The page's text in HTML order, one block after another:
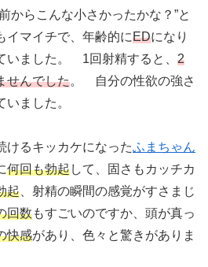
からこんな小さかったかな？”と
イマイチで、年齢的にEDになり
いました。 1回射精すると、 2
せんでした。 自分の性欲の強さ
ました。
けるキッカケになったふまちゃん
何回も勃起して、固さもカッチカ
起 、射精の瞬間の感覚がすさまじ
回数もすごいのですか、頭が真っ
快感があり、色々と驚きがありま